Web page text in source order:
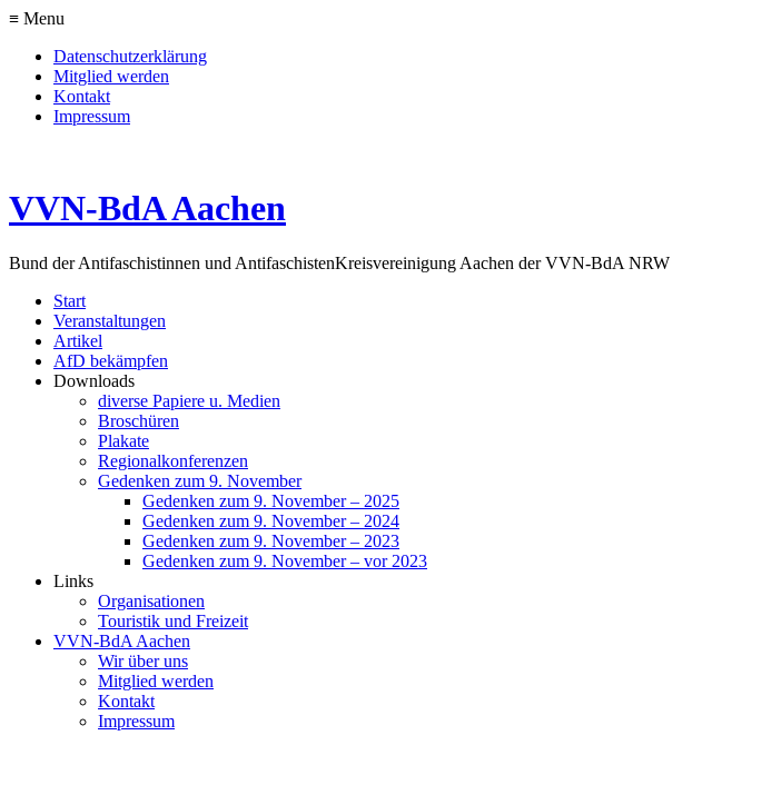
≡ Menu
Datenschutzerklärung
Mitglied werden
Kontakt
Impressum
VVN-BdA Aachen
Bund der Antifaschistinnen und AntifaschistenKreisvereinigung Aachen der VVN-BdA NRW
Start
Veranstaltungen
Artikel
AfD bekämpfen
Downloads
diverse Papiere u. Medien
Broschüren
Plakate
Regionalkonferenzen
Gedenken zum 9. November
Gedenken zum 9. November – 2025
Gedenken zum 9. November – 2024
Gedenken zum 9. November – 2023
Gedenken zum 9. November – vor 2023
Links
Organisationen
Touristik und Freizeit
VVN-BdA Aachen
Wir über uns
Mitglied werden
Kontakt
Impressum